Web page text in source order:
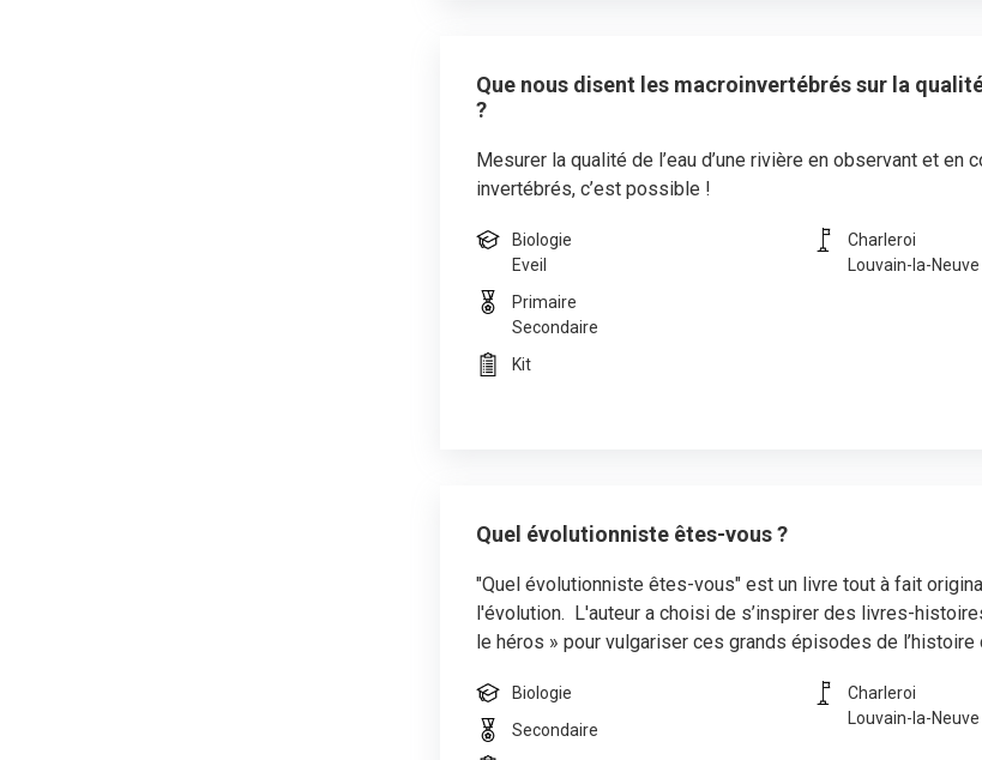
Que nous disent les macroinvertébrés sur la
?
Mesurer la qualité de l’eau d’une rivière en observant et en
invertébrés, c’est possible !
Biologie
Eveil
Primaire
Secondaire
Kit
Charleroi
Louvain-la-Neuve
Quel évolutionniste êtes-vous ?
"Quel évolutionniste êtes-vous" est un livre tout à fait
l'évolution. L'auteur a choisi de s’inspirer des livres-
le héros » pour vulgariser ces grands épisodes de
Biologie
Secondaire
Charleroi
Louvain-la-Neuve